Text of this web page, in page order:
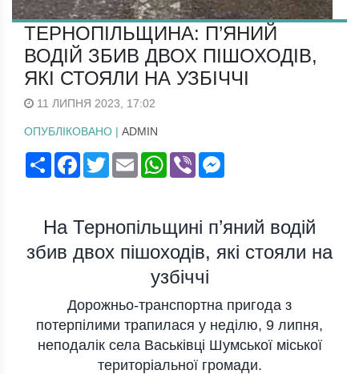
ТЕРНОПІЛЬЩИНА: П’ЯНИЙ
ВОДІЙ ЗБИВ ДВОХ ПІШОХОДІВ,
ЯКІ СТОЯЛИ НА УЗБІЧЧІ
11 ЛИПНЯ 2023, 17:02
ОПУБЛІКОВАНО | ADMIN
ПоширитиFacebook
TwitterEmail WhatsApp
Viber
На Тернопільщині п’яний водій
збив двох пішоходів, які стояли на
узбіччі
Дорожньо-транспортна пригода з
потерпілими трапилася у неділю, 9 липня,
неподалік села Васьківці Шумської міської
територіальної громади.